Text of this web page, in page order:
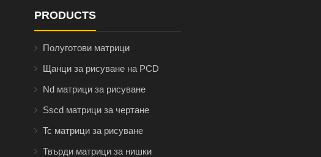
PRODUCTS
Полуготови матрици
Щанци за рисуване на PCD
Nd матрици за рисуване
Sscd матрици за чертане
Tc матрици за рисуване
Твърди матрици за нишки